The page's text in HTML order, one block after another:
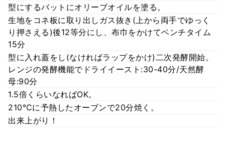
型にするバットにオリーブオイルを塗る。
生地をコネ板に取り出しガス抜き(上から両手でゆっく
り押さえる)後12等分にし、布巾をかけてベンチタイム
15分
型に入れ蓋をし(なければラップをかけ)二次発酵開始。
レンジの発酵機能でドライイースト:30-40分/天然酵
母:90分
1.5倍くらいなればOK。
210℃に予熱したオーブンで20分焼く。
出来上がり！